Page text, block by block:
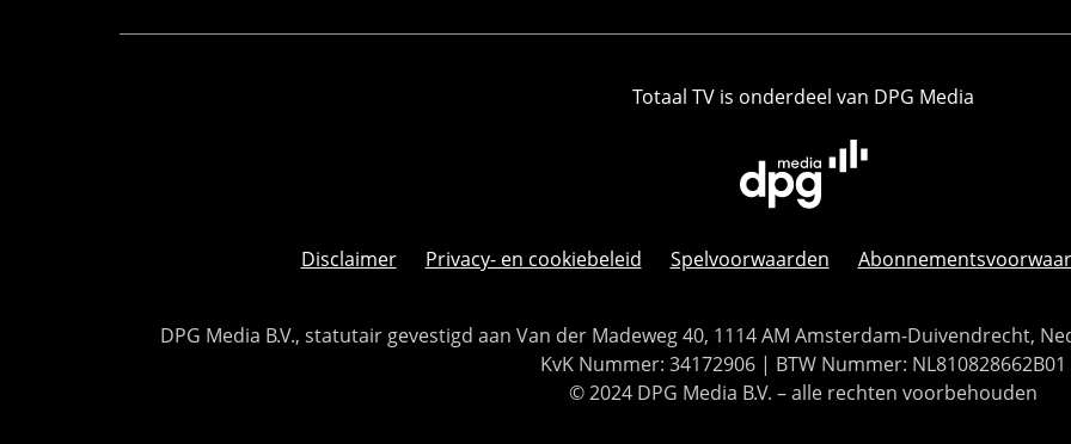
Totaal TV is onderdeel van DPG Media
Disclaimer Privacy- en cookiebeleid Spelvoorwaarden
DPG Media B.V., statutair gevestigd aan Van der Madeweg 40, 1114 AM Amsterdam-Duivendrecht,
KvK Nummer: 34172906 | BTW Nummer: NL810828662B01
© 2024 DPG Media B.V. – alle rechten voorbehouden